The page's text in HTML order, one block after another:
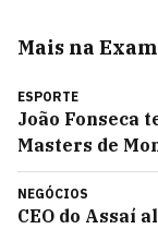
Mais na
ESPORTE
João Fonseca
Masters de
NEGÓCIOS
CEO do Assaí